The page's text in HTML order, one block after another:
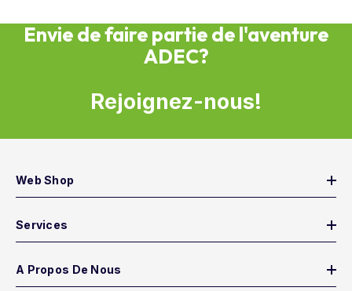
Envie de faire partie de l'aventure
ADEC?
Rejoignez-nous!
Web Shop
Services
A Propos De Nous